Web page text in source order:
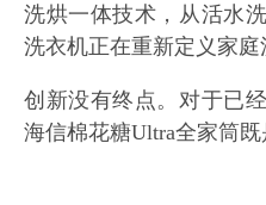
洗烘一体技术，从活水
洗衣机正在重新定义家庭
创新没有终点。对于已
海信棉花糖Ultra全家筒既